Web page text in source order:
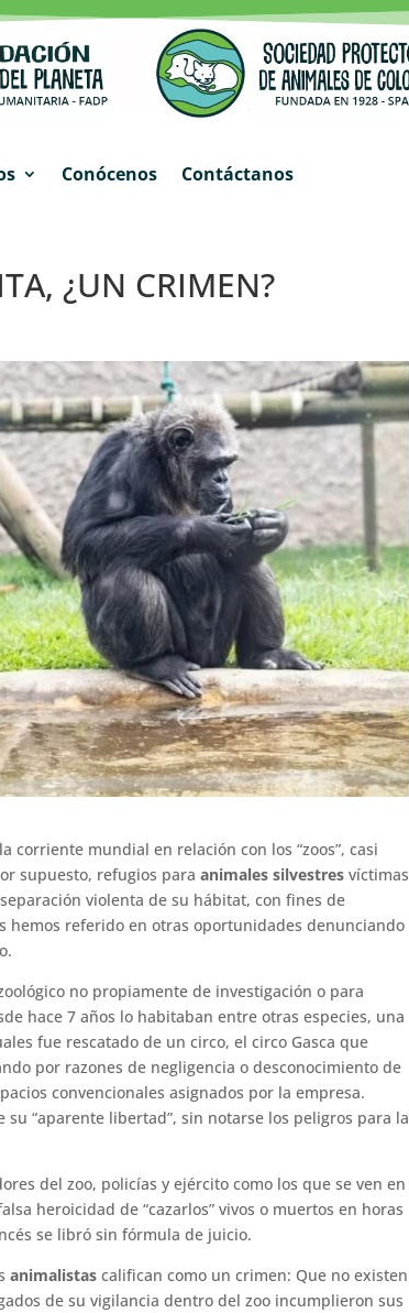
Conócenos Contáctanos
¿UN CRIMEN?
corriente mundial en relación con los “zoos”, casi
supuesto, refugios para animales silvestres víctimas
violenta de su hábitat, con fines de
hemos referido en otras oportunidades denunciando
no propiamente de investigación o para
hace 7 años lo habitaban entre otras especies, una
fue rescatado de un circo, el circo Gasca que
por razones de negligencia o desconocimiento de
convencionales asignados por la empresa.
“aparente libertad”, sin notarse los peligros para la
del zoo, policías y ejército como los que se ven en
heroicidad de “cazarlos” vivos o muertos en horas
se libró sin fórmula de juicio.
animalistas califican como un crimen: Que no existen
de su vigilancia dentro del zoo incumplieron sus